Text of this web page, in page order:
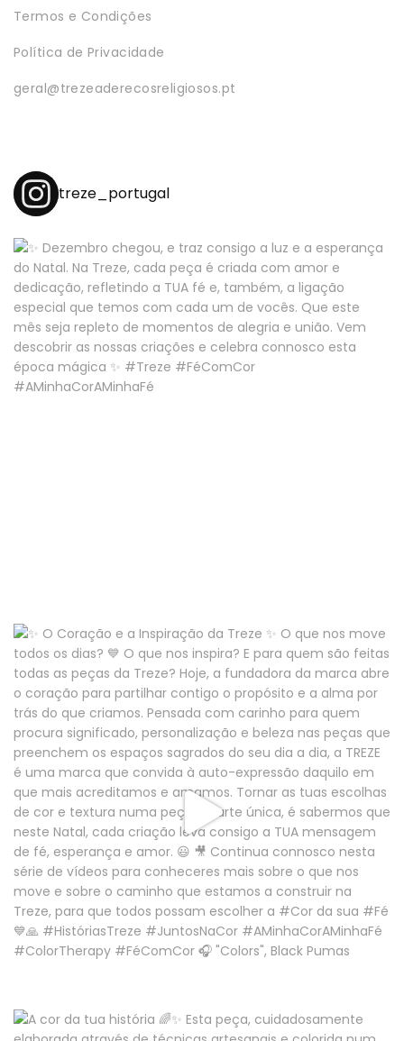
Termos e Condições
Política de Privacidade
geral@trezeaderecosreligiosos.pt
treze_portugal